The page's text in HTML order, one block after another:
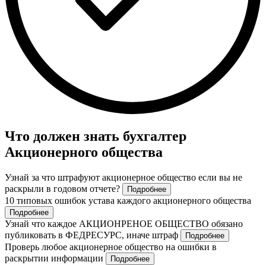
Что должен знать бухгалтер
Акционерного общества
Узнай за что штрафуют акционерное общество если вы не
раскрыли в годовом отчете?
Подробнее
10 типовых ошибок устава каждого акционерного общества
Подробнее
Узнай что каждое АКЦИОНРЕНОЕ ОБЩЕСТВО обязано
публиковать в ФЕДРЕСУРС, иначе штраф
Подробнее
Проверь любое акционерное общество на ошибки в
раскрытии информации
Подробнее